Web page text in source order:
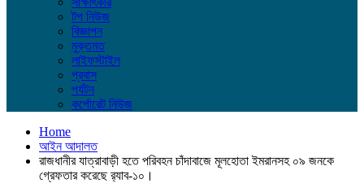
টপ নিউজ
বিজ্ঞাপন
মুক্তমত
লাইফস্টাইল
প্রবাস
পর্যটন
কর্পোরেট নিউজ
Home
আইন আদালত
রাজধানীর যাত্রাবাড়ী হতে পরিবহন চাঁদাবাজে মূলহোতা ইমরানসহ ০৯ জনকে
গ্রেফতার করেছে র‌্যাব-১০।